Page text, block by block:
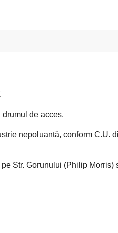
de acces.
nepoluantă, conform C.U.
Str. Gorunului (Philip Morris)